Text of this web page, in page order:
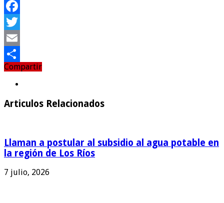
Facebook
Twitter
Email
Compartir
Compartir
Articulos Relacionados
Llaman a postular al subsidio al agua potable en
la región de Los Ríos
7 julio, 2026